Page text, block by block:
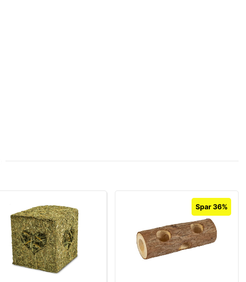
Spar 36%